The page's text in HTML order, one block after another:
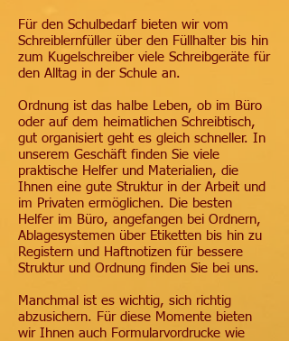
Für den Schulbedarf bieten wir vom
Schreiblernfüller über den Füllhalter bis hin
zum Kugelschreiber viele Schreibgeräte für
den Alltag in der Schule an.
Ordnung ist das halbe Leben, ob im Büro
oder auf dem heimatlichen Schreibtisch,
gut organisiert geht es gleich schneller. In
unserem Geschäft finden Sie viele
praktische Helfer und Materialien, die
Ihnen eine gute Struktur in der Arbeit und
im Privaten ermöglichen. Die besten
Helfer im Büro, angefangen bei Ordnern,
Ablagesystemen über Etiketten bis hin zu
Registern und Haftnotizen für bessere
Struktur und Ordnung finden Sie bei uns.
Manchmal ist es wichtig, sich richtig
abzusichern. Für diese Momente bieten
wir Ihnen auch Formularvordrucke wie